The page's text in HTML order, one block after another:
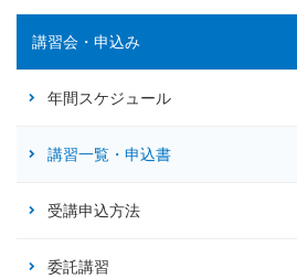
講習会・申込み
年間スケジュール
講習一覧・申込書
受講申込方法
委託講習